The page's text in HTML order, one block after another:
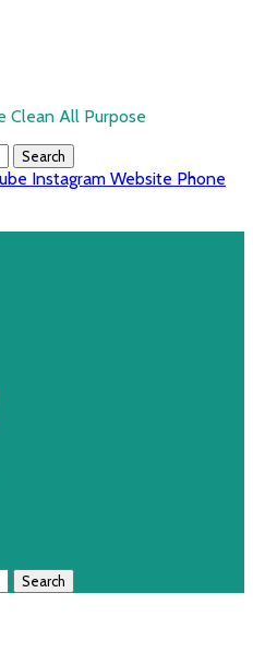
Clean All Purpose
Instagram Website Phone